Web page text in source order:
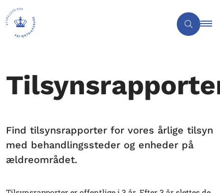
Find tilsynsrapporter for vores årlige tilsyn
med behandlingssteder og enheder på
ældreområdet.